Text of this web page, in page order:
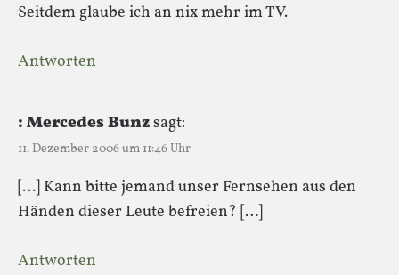
Seitdem glaube ich an nix mehr im TV.
Antworten
: Mercedes Bunzsagt:
11. Dezember 2006 um 11:46 Uhr
[…] Kann bitte jemand unser Fernsehen aus den
Händen dieser Leute befreien? […]
Antworten